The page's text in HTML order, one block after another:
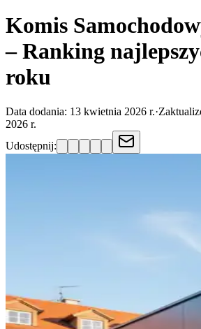
Komis
– Ranking
roku
Data dodania: 13 kwietnia 2026 r.·
2026 r.
Udostępnij: